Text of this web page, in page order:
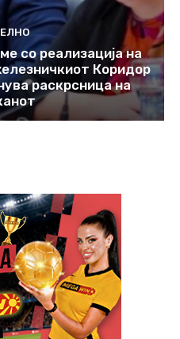
со реализација на
Коридор
раскрсница на